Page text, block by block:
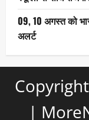
09, 10 अगस्त को
अलर्ट
|